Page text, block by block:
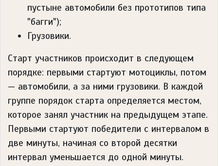
пустыне автомобили без прототипов типа
"багги");
Грузовики.
Старт участников происходит в следующем
порядке: первыми стартуют мотоциклы, потом
— автомобили, а за ними грузовики. В каждой
группе порядок старта определяется местом,
которое занял участник на предыдущем этапе.
Первыми стартуют победители с интервалом в
две минуты, начиная со второй десятки
интервал уменьшается до одной минуты.